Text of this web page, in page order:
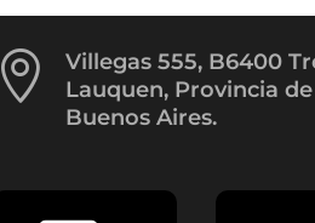

Villegas 555, B6400
Lauquen, Provincia de
Buenos Aires.